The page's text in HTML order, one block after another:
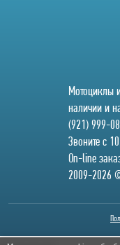
Мотоциклы
наличии и
(921) 999-
Звоните с
On-line
2009-2026